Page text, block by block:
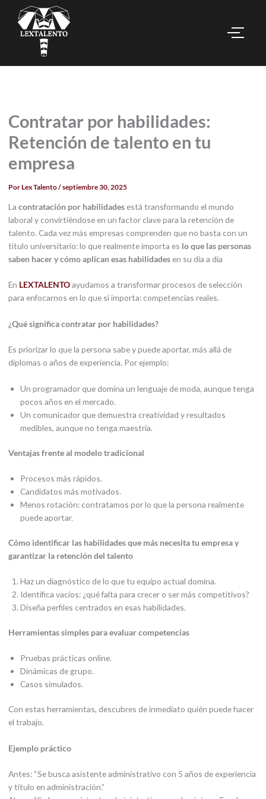
Contratar por habilidades:
Retención de talento en tu
empresa
PorLex Talento/septiembre 30, 2025
La contratación por habilidades está transformando el mundo
laboral y convirtiéndose en un factor clave para la retención de
talento. Cada vez más empresas comprenden que no basta con un
título universitario: lo que realmente importa es lo que las personas
saben hacer y cómo aplican esas habilidadesen su día a día
En LEXTALENTOayudamos a transformar procesos de selección
para enfocarnos en lo que sí importa: competencias reales.
¿Qué significa contratar por habilidades?
Es priorizar lo que la persona sabe y puede aportar, más allá de
diplomas o años de experiencia. Por ejemplo:
Un programador que domina un lenguaje de moda, aunque tenga
pocos años en el mercado.
Un comunicador que demuestra creatividad y resultados
medibles, aunque no tenga maestría.
Ventajas frente al modelo tradicional
Procesos más rápidos.
Candidatos más motivados.
Menos rotación: contratamos por lo que la persona realmente
puede aportar.
Cómo identificar las habilidades que más necesita tu empresa y
garantizar la retención del talento
Haz un diagnóstico de lo que tu equipo actual domina.
Identifica vacíos: ¿qué falta para crecer o ser más competitivos?
Diseña perfiles centrados en esas habilidades.
Herramientas simples para evaluar competencias
Pruebas prácticas online.
Dinámicas de grupo.
Casos simulados.
Con estas herramientas, descubres de inmediato quién puede hacer
el trabajo.
Ejemplo práctico
Antes: “Se busca asistente administrativo con 5 años de experiencia
y título en administración.”